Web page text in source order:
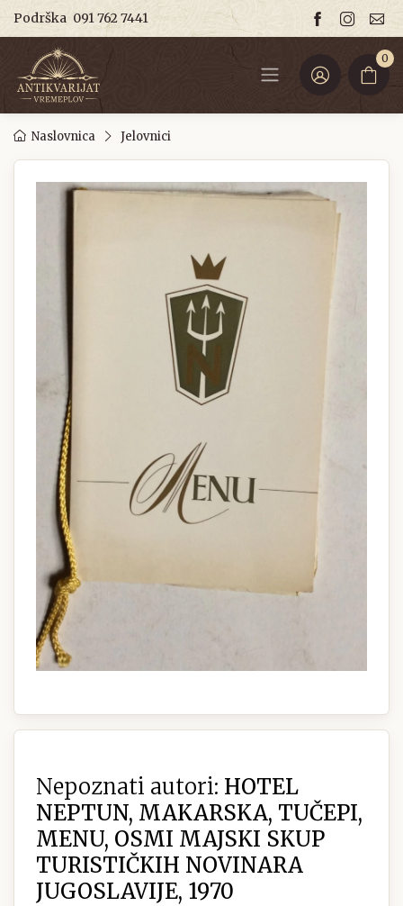
Podrška 091 762 7441
0
Naslovnica Jelovnici
Nepoznati autori: HOTEL
NEPTUN, MAKARSKA, TUČEPI,
MENU, OSMI MAJSKI SKUP
TURISTIČKIH NOVINARA
JUGOSLAVIJE, 1970